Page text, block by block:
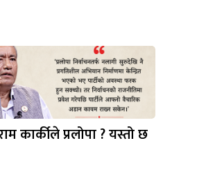
कार्कीले प्रलोपा ? यस्तो छ